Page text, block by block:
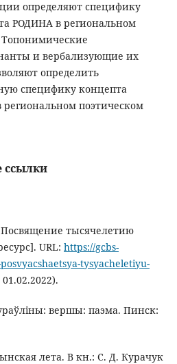
определяют специфику
РОДИНА в региональном
Топонимические
и вербализующие их
определить
специфику концепта
поэтическом
ссылки
тысячелетию
URL: https://gcbs-
tysyacheletiyu-
вершы: паэма. Пинск:
лета. В кн.: С. Д. Курачук